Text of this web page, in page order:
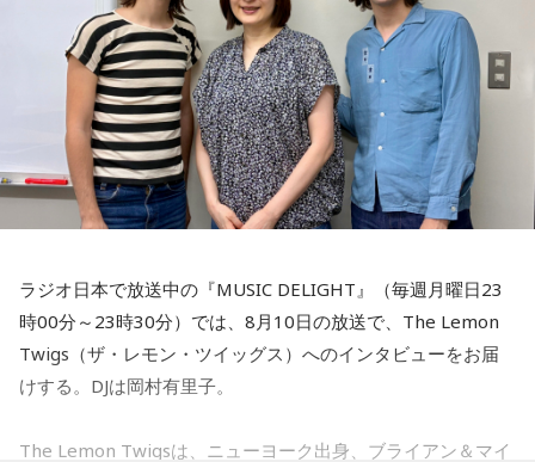
ラジオ日本で放送中の『MUSIC DELIGHT』（毎週月曜日23
時00分～23時30分）では、8月10日の放送で、The Lemon
Twigs（ザ・レモン・ツイッグス）へのインタビューをお届
けする。DJは岡村有里子。
The Lemon Twigsは、ニューヨーク出身、ブライアン＆マイ